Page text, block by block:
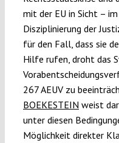
mit der EU in Sicht –
Disziplinierung der
für den Fall, dass sie
Hilfe rufen, droht das
267 AEUV zu
BOEKESTEIN weist
unter diesen
Möglichkeit direkter